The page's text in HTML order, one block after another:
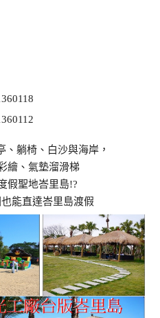
、躺椅、白沙與海岸，
繪、氣墊溜滑梯
假聖地峇里島!?
能直達峇里島渡假